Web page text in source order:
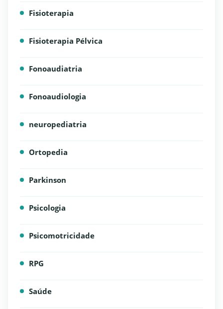
Fisioterapia
Fisioterapia Pélvica
Fonoaudiatria
Fonoaudiologia
neuropediatria
Ortopedia
Parkinson
Psicologia
Psicomotricidade
RPG
Saúde